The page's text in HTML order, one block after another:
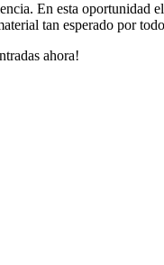
En esta oportunidad
tan esperado por
ahora!